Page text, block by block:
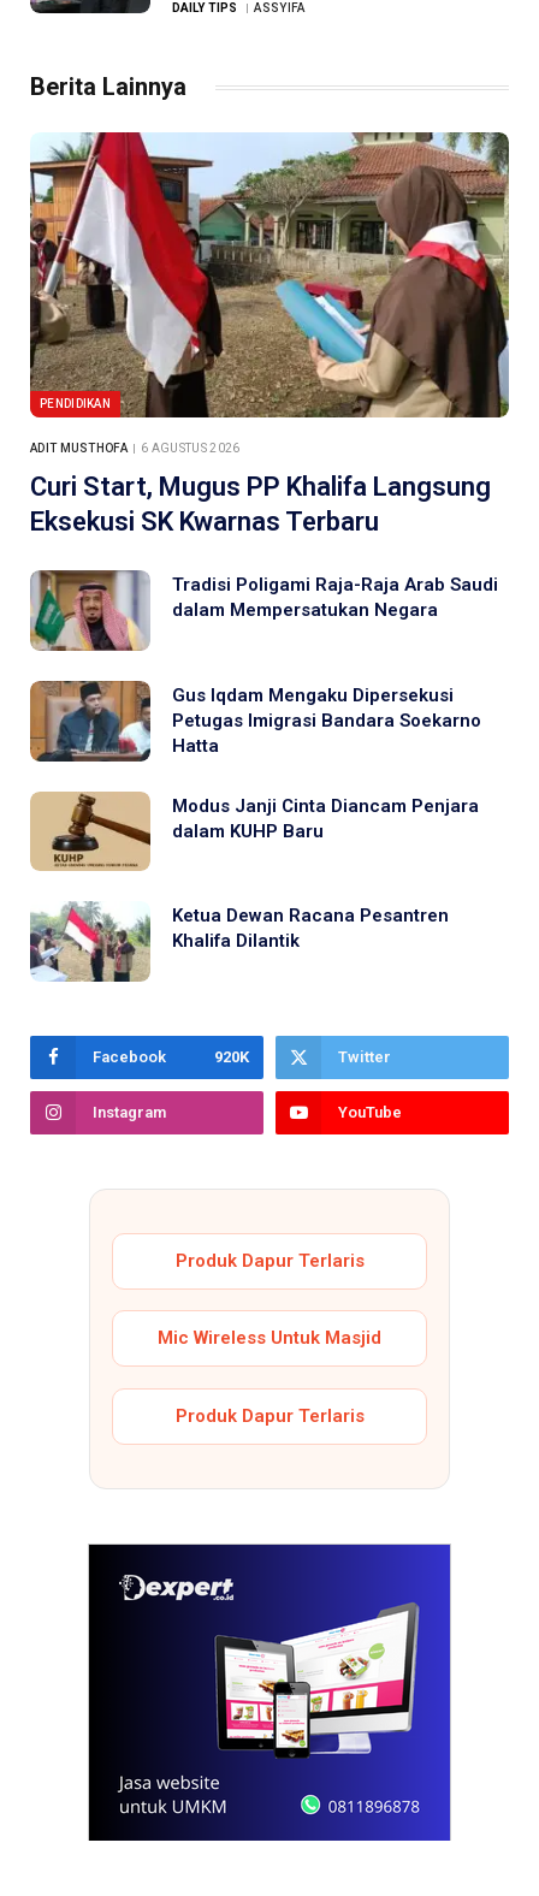
DAILY TIPS ASSYIFA
Berita Lainnya
PENDIDIKAN
ADIT MUSTHOFA 6 AGUSTUS 2026
Curi Start, Mugus PP Khalifa Langsung
Eksekusi SK Kwarnas Terbaru
Tradisi Poligami Raja-Raja Arab Saudi
dalam Mempersatukan Negara
Gus Iqdam Mengaku Dipersekusi
Petugas Imigrasi Bandara Soekarno
Hatta
Modus Janji Cinta Diancam Penjara
dalam KUHP Baru
Ketua Dewan Racana Pesantren
Khalifa Dilantik
Facebook 920K Twitter
Instagram YouTube
Produk Dapur Terlaris
Mic Wireless Untuk Masjid
Produk Dapur Terlaris